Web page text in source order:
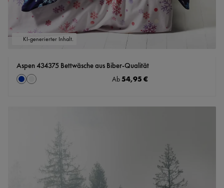
KI-generierter Inhalt.
Aspen 434375 Bettwäsche aus Biber-Qualität
Farbeauswählen
dunkelblau
silber
Regulärer Preis:
Ab54,95 €